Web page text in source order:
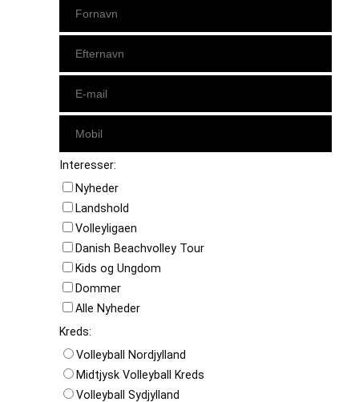
Interesser:
Nyheder
Landshold
Volleyligaen
Danish Beachvolley Tour
Kids og Ungdom
Dommer
Alle Nyheder
Kreds:
Volleyball Nordjylland
Midtjysk Volleyball Kreds
Volleyball Sydjylland